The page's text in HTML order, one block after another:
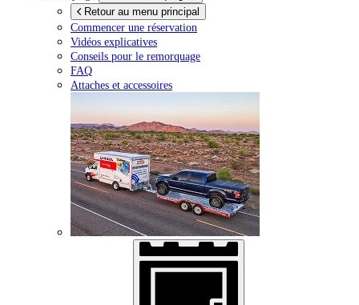
Retour au menu principal
Commencer une réservation
Vidéos explicatives
Conseils pour le remorquage
FAQ
Attaches et accessoires